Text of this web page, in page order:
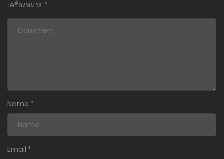
ตอนที่ 24
ตอนที่ 23
2 กุมภาพันธ์ 2025
เครื่องหมาย *
Name *
Email *